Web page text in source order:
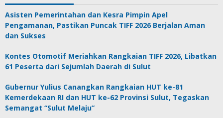
Asisten Pemerintahan dan Kesra Pimpin Apel
Pengamanan, Pastikan Puncak TIFF 2026 Berjalan Aman
dan Sukses
Kontes Otomotif Meriahkan Rangkaian TIFF 2026, Libatkan
61 Peserta dari Sejumlah Daerah di Sulut
Gubernur Yulius Canangkan Rangkaian HUT ke-81
Kemerdekaan RI dan HUT ke-62 Provinsi Sulut, Tegaskan
Semangat “Sulut Melaju”